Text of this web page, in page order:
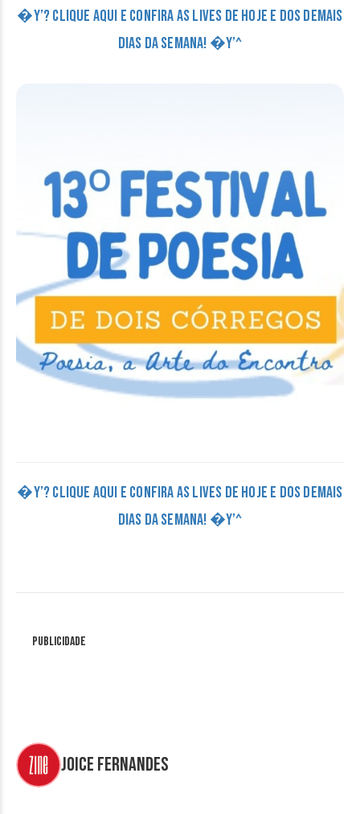
�Y’? CLIQUE AQUI E CONFIRA AS LIVES DE HOJE E DOS DEMAIS
DIAS DA SEMANA! �Y’^
�Y’? CLIQUE AQUI E CONFIRA AS LIVES DE HOJE E DOS DEMAIS
DIAS DA SEMANA! �Y’^
Publicidade
Joice Fernandes